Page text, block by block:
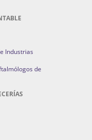
Industrias
de